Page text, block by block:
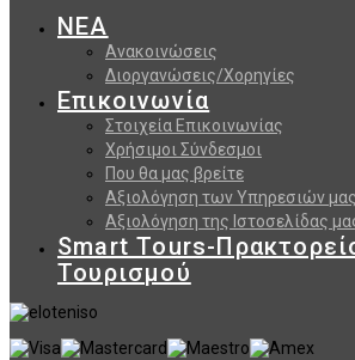
ΝΕΑ
Ανακοινώσεις
Διοργανώσεις/Χορηγίες
Επικοινωνία
Στοιχεία Επικοινωνίας
Χρήσιμοι Σύνδεσμοι
Που θα μας βρείτε
Αξιολόγηση των Υπηρεσιών μας
Αξιολόγηση της Ιστοσελίδας
Smart Tours-
Τουρισμού